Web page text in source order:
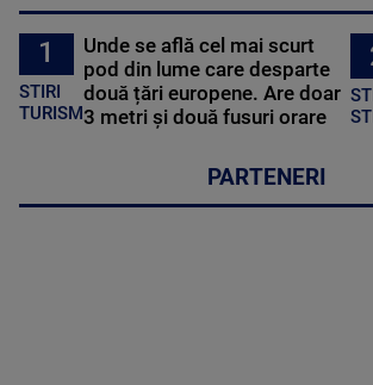
1
STIRI
TURISM
Unde se află cel mai scurt
pod din lume care desparte
două țări europene. Are doar
3 metri și două fusuri orare
PARTENERI